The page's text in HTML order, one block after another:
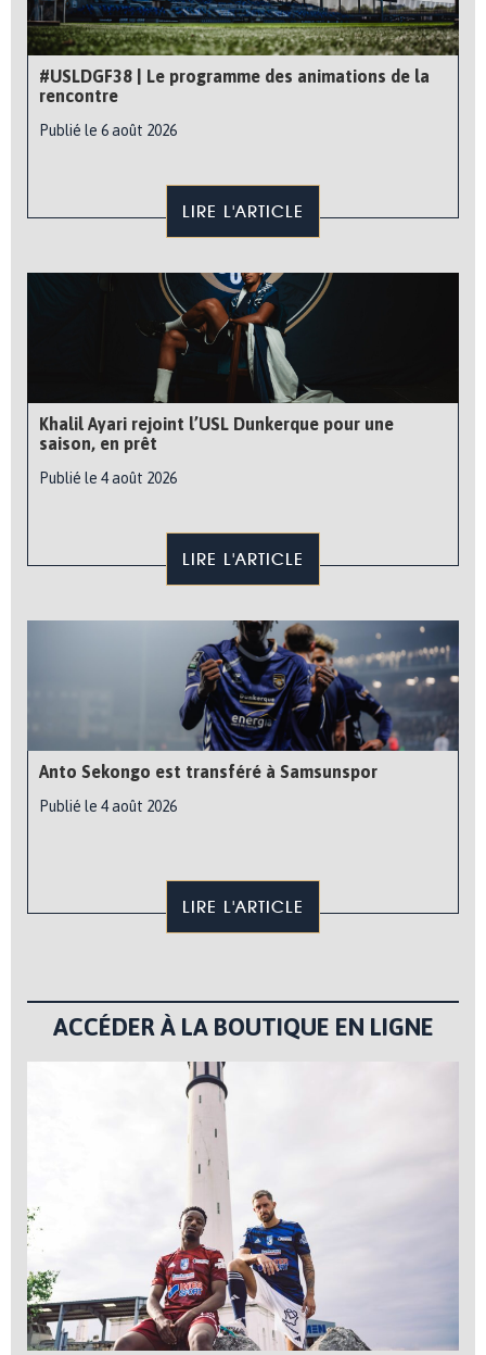
#USLDGF38 | Le programme des animations de la
rencontre
Publié le 6 août 2026
LIRE L'ARTICLE
Khalil Ayari rejoint l’USL Dunkerque pour une
saison, en prêt
Publié le 4 août 2026
LIRE L'ARTICLE
Anto Sekongo est transféré à Samsunspor
Publié le 4 août 2026
LIRE L'ARTICLE
ACCÉDER À LA BOUTIQUE EN LIGNE